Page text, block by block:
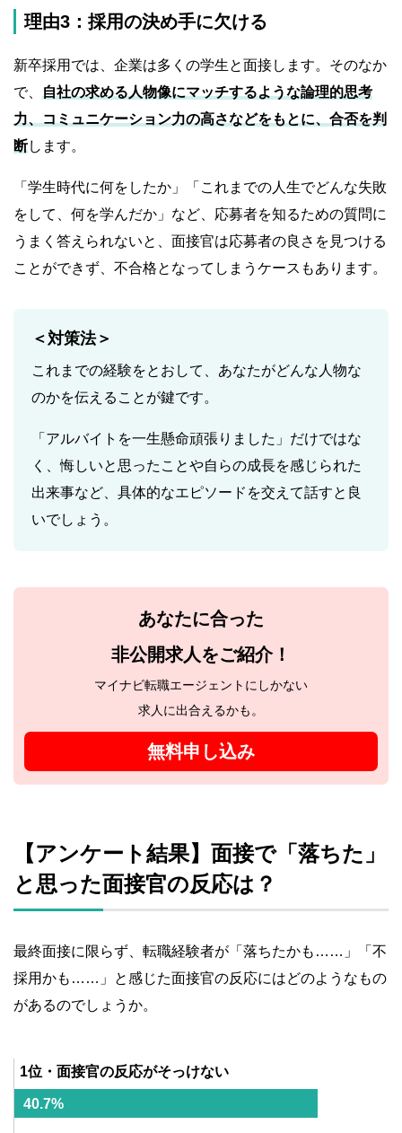
理由3：採用の決め手に欠ける
新卒採用では、企業は多くの学生と面接します。そのなか
で、
自社の求める人物像にマッチするような論理的思考
力、コミュニケーション力の高さなどをもとに、合否を判
断します。
「学生時代に何をしたか」「これまでの人生でどんな失敗
をして、何を学んだか」など、応募者を知るための質問に
うまく答えられないと、面接官は応募者の良さを見つける
ことができず、不合格となってしまうケースもあります。
＜対策法＞
これまでの経験をとおして、あなたがどんな人物な
のかを伝えることが鍵です。
「アルバイトを一生懸命頑張りました」だけではな
く、悔しいと思ったことや自らの成長を感じられた
出来事など、具体的なエピソードを交えて話すと良
いでしょう。
あなたに合った
非公開求人をご紹介！
マイナビ転職エージェントにしかない
求人に出合えるかも。
無料申し込み
【アンケート結果】面接で「落ちた」
と思った面接官の反応は？
最終面接に限らず、転職経験者が「落ちたかも……」「不
採用かも……」と感じた面接官の反応にはどのようなもの
があるのでしょうか。
1位・面接官の反応がそっけない
40.7%